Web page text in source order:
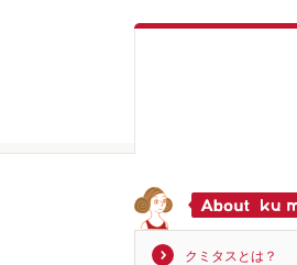
クミタスとは？